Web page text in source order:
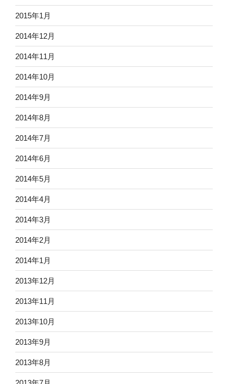
2015年1月
2014年12月
2014年11月
2014年10月
2014年9月
2014年8月
2014年7月
2014年6月
2014年5月
2014年4月
2014年3月
2014年2月
2014年1月
2013年12月
2013年11月
2013年10月
2013年9月
2013年8月